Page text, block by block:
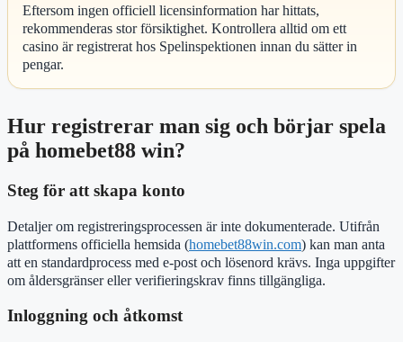
Eftersom ingen officiell licensinformation har hittats,
rekommenderas stor försiktighet. Kontrollera alltid om ett
casino är registrerat hos Spelinspektionen innan du sätter in
pengar.
Hur registrerar man sig och börjar spela
på homebet88 win?
Steg för att skapa konto
Detaljer om registreringsprocessen är inte dokumenterade. Utifrån
plattformens officiella hemsida (homebet88win.com) kan man anta
att en standardprocess med e-post och lösenord krävs. Inga uppgifter
om åldersgränser eller verifieringskrav finns tillgängliga.
Inloggning och åtkomst